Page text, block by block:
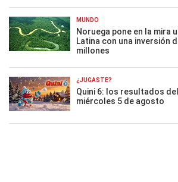
MUNDO
Noruega pone en la mira
Latina con una inversión
millones
¿JUGASTE?
Quini 6: los resultados
miércoles 5 de agosto